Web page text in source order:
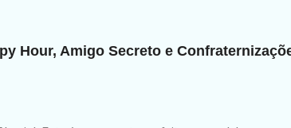
Hour, Amigo Secreto e